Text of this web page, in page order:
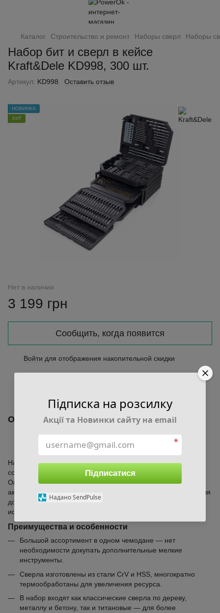
Каталог Строительство и ремонт Наборы сверл Наборы
Набор бит и сверл в кейсе
Kraft&Dele KD998, 300 шт.
Артикул: KD998 Оставить отзыв
НОВИНКА
ХИТ
Нет в наличии
3 199 грн
Сообщить, когда появится
Войти для отображения накопительной скидки
Описание
Набор сверл и бит — 300 элементов в чемодане
Kraft&Dele KD998
Набор инструментов KD998 от Kraft&Dele в чемодане
содержит 300 элементов для сверления и монтажных работ.
Он сочетает различные типы сверл, бит и вспомогательные
аксессуары, что делает его универсальным решением как для
домашних мастеров, так и для профессионального
использования.
Преимущества и особенности
Большой ассортимент в одном чемодане — нет
необходимости докупать дополнительные мелкие
инструменты.
Сверла изготовлены из стали CrV и HSS, многократно
термообработаны для увеличения ресурса.
В набор входят как классические сверла по дереву,
металлу и бетону, так и титановые — для более
Підписка на розсилку
Акції та Новинки сайту на email
*
Підписатися
Надано SendPulse